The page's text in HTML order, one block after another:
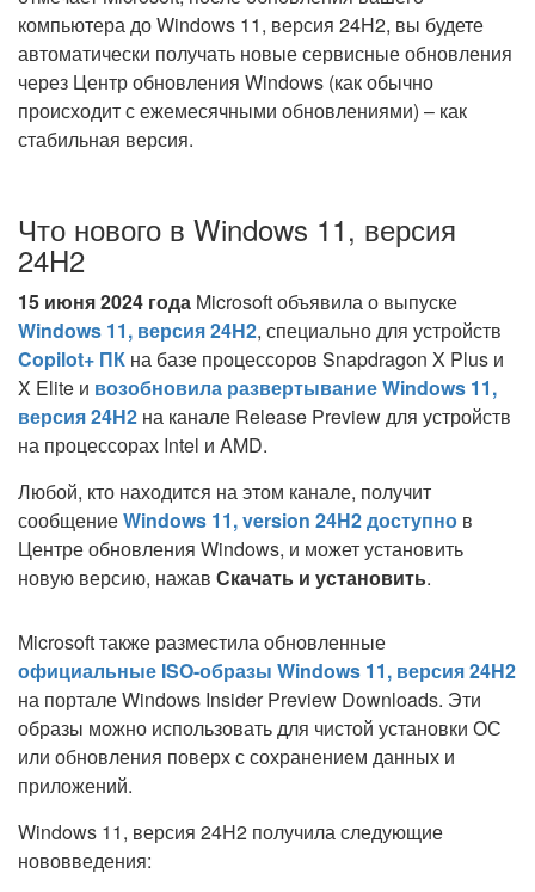
компьютера до Windows 11, версия 24H2, вы будете
автоматически получать новые сервисные обновления
через Центр обновления Windows (как обычно
происходит с ежемесячными обновлениями) – как
стабильная версия.
Что нового в Windows 11, версия
24H2
15 июня 2024 года Microsoft объявила о выпуске
Windows 11, версия 24H2, специально для устройств
Copilot+ ПК на базе процессоров Snapdragon X Plus и
X Elite и возобновила развертывание Windows 11,
версия 24H2 на канале Release Preview для устройств
на процессорах Intel и AMD.
Любой, кто находится на этом канале, получит
сообщениеWindows 11, version 24H2 доступно в
Центре обновления Windows, и может установить
новую версию, нажав Скачать и установить.
Microsoft также разместила обновленные
официальные ISO-образы Windows 11, версия 24H2
на портале Windows Insider Preview Downloads. Эти
образы можно использовать для чистой установки ОС
или обновления поверх с сохранением данных и
приложений.
Windows 11, версия 24H2 получила следующие
нововведения: